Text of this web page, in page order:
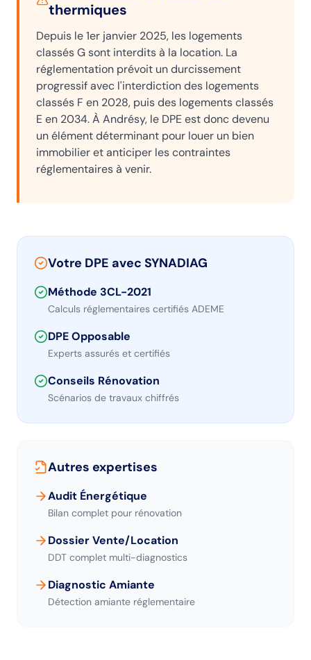
thermiques
Depuis le 1er janvier 2025, les logements
classés G sont interdits à la location. La
réglementation prévoit un durcissement
progressif avec l'interdiction des logements
classés F en 2028, puis des logements classés
E en 2034. À Andrésy, le DPE est donc devenu
un élément déterminant pour louer un bien
immobilier et anticiper les contraintes
réglementaires à venir.
Votre DPE avec SYNADIAG
Méthode 3CL-2021
Calculs réglementaires certifiés ADEME
DPE Opposable
Experts assurés et certifiés
Conseils Rénovation
Scénarios de travaux chiffrés
Autres expertises
Audit Énergétique
Bilan complet pour rénovation
Dossier Vente/Location
DDT complet multi-diagnostics
Diagnostic Amiante
Détection amiante réglementaire